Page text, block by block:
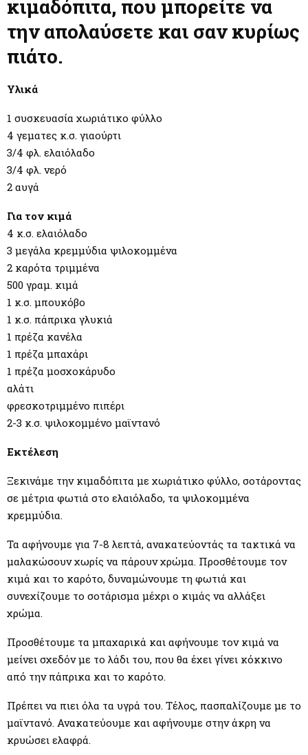
E
U
κιμαδόπιτα, που μπορείτε να
την απολαύσετε και σαν κυρίως
πιάτο.
Υλικά
1 συσκευασία χωριάτικο φύλλο
4 γεματες κ.σ. γιαούρτι
3/4 φλ. ελαιόλαδο
3/4 φλ. νερό
2 αυγά
Για τον κιμά
4 κ.σ. ελαιόλαδο
3 μεγάλα κρεμμύδια ψιλοκομμένα
2 καρότα τριμμένα
500 γραμ. κιμά
1 κ.σ. μπουκόβο
1 κ.σ. πάπρικα γλυκιά
1 πρέζα κανέλα
1 πρέζα μπαχάρι
1 πρέζα μοσχοκάρυδο
αλάτι
φρεσκοτριμμένο πιπέρι
2-3 κ.σ. ψιλοκομμένο μαϊντανό
Εκτέλεση
Ξεκινάμε την κιμαδόπιτα με χωριάτικο φύλλο, σοτάροντας
σε μέτρια φωτιά στο ελαιόλαδο, τα ψιλοκομμένα
κρεμμύδια.
Τα αφήνουμε για 7-8 λεπτά, ανακατεύοντάς τα τακτικά να
μαλακώσουν χωρίς να πάρουν χρώμα. Προσθέτουμε τον
κιμά και το καρότο, δυναμώνουμε τη φωτιά και
συνεχίζουμε το σοτάρισμα μέχρι ο κιμάς να αλλάξει
χρώμα.
Προσθέτουμε τα μπαχαρικά και αφήνουμε τον κιμά να
μείνει σχεδόν με το λάδι του, που θα έχει γίνει κόκκινο
από την πάπρικα και το καρότο.
Πρέπει να πιει όλα τα υγρά του. Τέλος, πασπαλίζουμε με το
μαϊντανό. Ανακατεύουμε και αφήνουμε στην άκρη να
κρυώσει ελαφρά.